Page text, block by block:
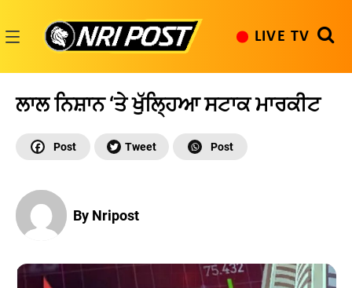
content
LIVE TV
ਲਾਲ ਨਿਸ਼ਾਨ ‘ਤੇ ਖੁੱਲ੍ਹਿਆ ਸਟਾਕ ਮਾਰਕੀਟ
By Nripost